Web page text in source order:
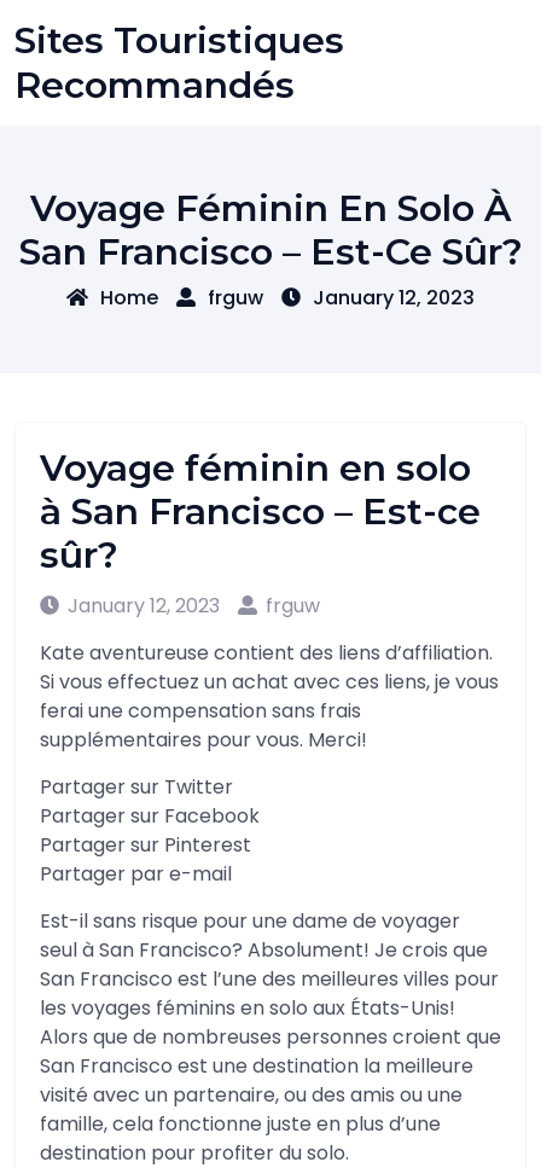
to
content
Sites Touristiques
Recommandés
Voyage Féminin En Solo À
San Francisco – Est-Ce Sûr?
Home frguw January 12, 2023
Voyage féminin en solo
à San Francisco – Est-ce
sûr?
January 12, 2023
frguw
Kate aventureuse contient des liens d’affiliation.
Si vous effectuez un achat avec ces liens, je vous
ferai une compensation sans frais
supplémentaires pour vous. Merci!
Partager sur Twitter
Partager sur Facebook
Partager sur Pinterest
Partager par e-mail
Est-il sans risque pour une dame de voyager
seul à San Francisco? Absolument! Je crois que
San Francisco est l’une des meilleures villes pour
les voyages féminins en solo aux États-Unis!
Alors que de nombreuses personnes croient que
San Francisco est une destination la meilleure
visité avec un partenaire, ou des amis ou une
famille, cela fonctionne juste en plus d’une
destination pour profiter du solo.